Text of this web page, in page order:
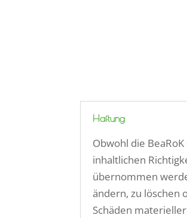
Haftung
Obwohl die
inhaltlichen
übernommen
ändern, zu löschen
Schäden